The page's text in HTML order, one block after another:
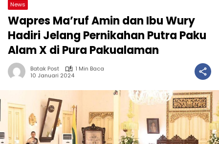
News
Wapres Ma’ruf Amin dan Ibu Wury
Hadiri Jelang Pernikahan Putra Paku
Alam X di Pura Pakualaman
Batak Post
1 Min Baca
10 Januari 2024